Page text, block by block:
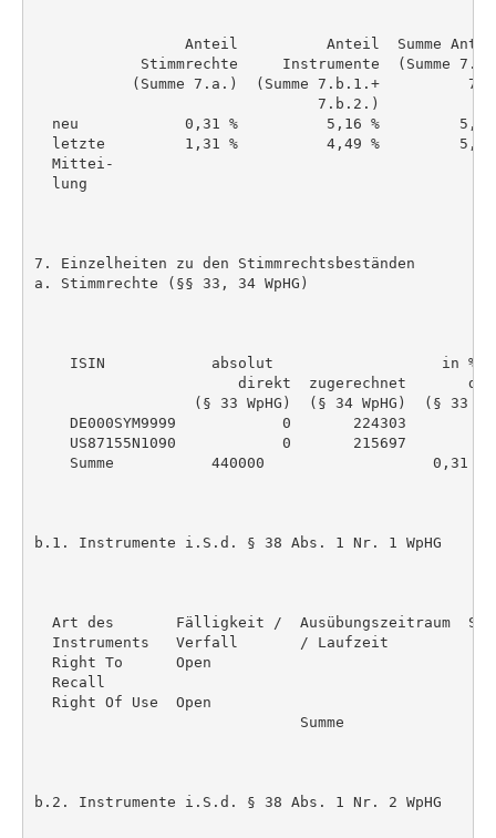
Anteil          Anteil  Summe
Stimmrechte     Instrumente  (Summe
(Summe 7.a.)  (Summe 7.b.1.+
                                7.b.2.)
neu            0,31 %          5,16 %
letzte         1,31 %          4,49 %
  Mittei-
  lung
7. Einzelheiten zu den Stimmrechtsbeständen
a. Stimmrechte (§§ 33, 34 WpHG)
    ISIN            absolut                   in %
direkt  zugerechnet
(§ 33 WpHG)  (§ 34 WpHG)  (§ 33
DE000SYM9999            0       224303
US87155N1090            0       215697
    Summe           440000                   0,31 %
b.1. Instrumente i.S.d. § 38 Abs. 1 Nr. 1 WpHG
Art des       Fälligkeit /  Ausübungszeitraum
Instruments   Verfall       / Laufzeit
Right To      Open
  Recall
Right Of Use  Open
Summe
b.2. Instrumente i.S.d. § 38 Abs. 1 Nr. 2 WpHG